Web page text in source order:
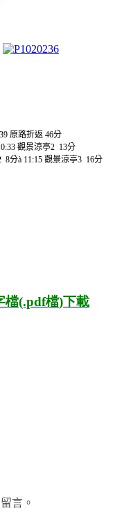
原路折返 46分
觀景涼亭2 13分
8分à 11:15 觀景涼亭3 16分
檔(.pdf檔)下載
言。